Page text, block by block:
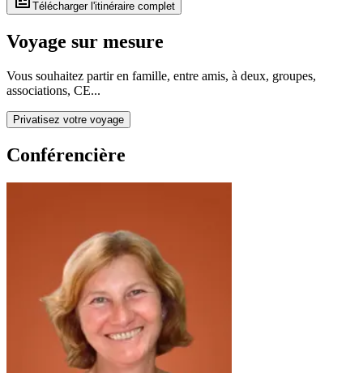
Télécharger l'itinéraire complet
Voyage sur mesure
Vous souhaitez partir en famille, entre amis, à deux, groupes,
associations, CE...
Privatisez votre voyage
Conférencière